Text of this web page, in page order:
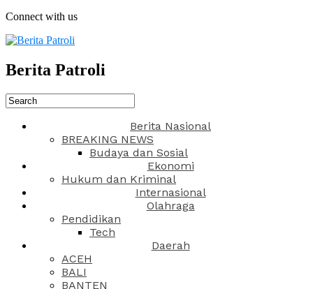
Connect with us
Berita Patroli
Berita Nasional
BREAKING NEWS
Budaya dan Sosial
Ekonomi
Hukum dan Kriminal
Internasional
Olahraga
Pendidikan
Tech
Daerah
ACEH
BALI
BANTEN